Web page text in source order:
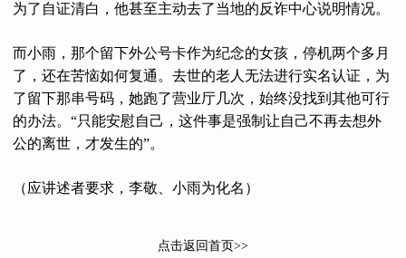
为了自证清白，他甚至主动去了当地的反诈中心说明情况。
而小雨，那个留下外公号卡作为纪念的女孩，停机两个多月
了，还在苦恼如何复通。去世的老人无法进行实名认证，为
了留下那串号码，她跑了营业厅几次，始终没找到其他可行
的办法。“只能安慰自己，这件事是强制让自己不再去想外
公的离世，才发生的”。
（应讲述者要求，李敬、小雨为化名）
点击返回首页>>